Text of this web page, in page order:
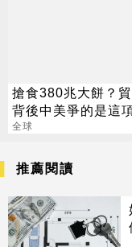
搶食380兆大餅？
背後中美爭的是這
全球
推薦閱讀